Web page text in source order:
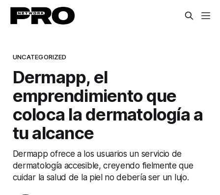
UNCATEGORIZED
Dermapp, el
emprendimiento que
coloca la dermatología a
tu alcance
Dermapp ofrece a los usuarios un servicio de
dermatología accesible, creyendo fielmente que
cuidar la salud de la piel no debería ser un lujo.